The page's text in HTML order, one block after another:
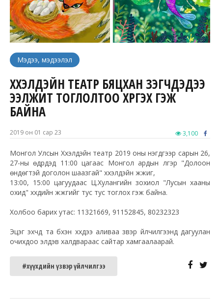
Мэдээ, мэдээлэл
ХҮҮХЭЛДЭЙН ТЕАТР БЯЦХАН ҮЗЭГЧДЭДЭЭ
ЭЭЛЖИТ ТОГЛОЛТОО ХҮРГЭХ ГЭЖ
БАЙНА
2019 он 01 сар 23 3,100
Монгол Улсын Хүүхэлдэйн театр 2019 оны нэгдүгээр сарын 26,
27-ны өдрүүдэд 11:00 цагаас Монгол ардын үлгэр "Долоон
өндөгтэй доголон шаазгай" хүүхэлдэйн жүжиг,
13:00, 15:00 цагуудаас Ц.Хулангийн зохиол "Лусын хааны
охид" хүүхдийн жүжгийг тус тус тоглох гэж байна.
Холбоо барих утас: 11321669, 91152845, 80232323
Эцэг эхчүүд та бүхэн хүүхдээ аливаа үзвэр үйлчилгээнд дагуулан
очихдоо элдэв халдвараас сайтар хамгаалаарай.
#хүүхдийн үзвэр үйлчилгээ